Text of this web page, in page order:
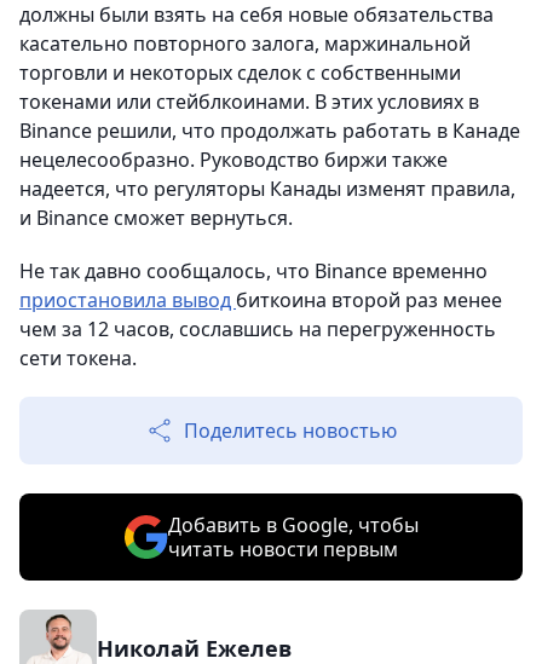
должны были взять на себя новые обязательства
касательно повторного залога, маржинальной
торговли и некоторых сделок с собственными
токенами или стейблкоинами. В этих условиях в
Binance решили, что продолжать работать в Канаде
нецелесообразно. Руководство биржи также
надеется, что регуляторы Канады изменят правила,
и Binance сможет вернуться.
Не так давно сообщалось, что Binance временно
приостановила вывод биткоина второй раз менее
чем за 12 часов, сославшись на перегруженность
сети токена.
Поделитесь новостью
Добавить в Google, чтобы
читать новости первым
Николай Ежелев